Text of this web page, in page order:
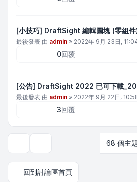
[小技巧] DraftSight 編輯圖塊 (零組件
最後發表 由 admin » 2022年 9月 23日,
0回覆
[公告] DraftSight 2022 已可下載
最後發表 由 admin » 2022年 9月 22日,
3回覆
68 個主
回到討論區首頁